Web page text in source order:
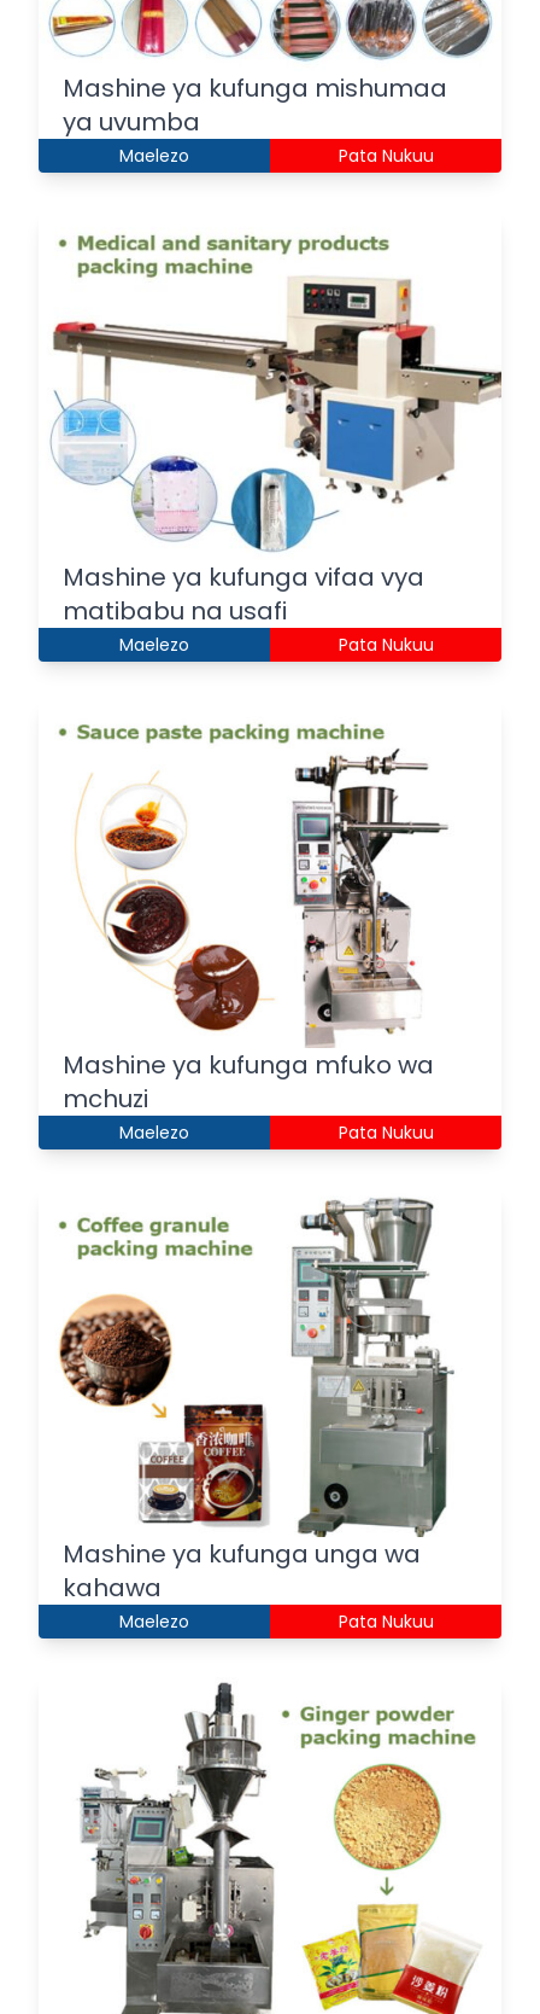
Mashine ya kufunga mishumaa
ya uvumba
Maelezo Pata Nukuu
Mashine ya kufunga vifaa vya
matibabu na usafi
Maelezo Pata Nukuu
Mashine ya kufunga mfuko wa
mchuzi
Maelezo Pata Nukuu
Mashine ya kufunga unga wa
kahawa
Maelezo Pata Nukuu